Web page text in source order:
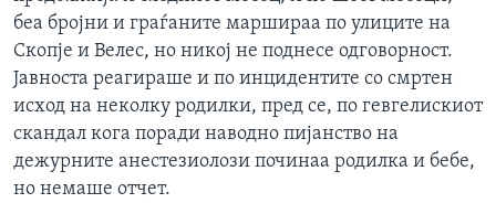
беа бројни и граѓаните маршираа по улиците на
Скопје и Велес, но никој не поднесе одговорност.
Јавноста реагираше и по инцидентите со смртен
исход на неколку родилки, пред се, по гевгелискиот
скандал кога поради наводно пијанство на
дежурните анестезиолози починаа родилка и бебе,
но немаше отчет.